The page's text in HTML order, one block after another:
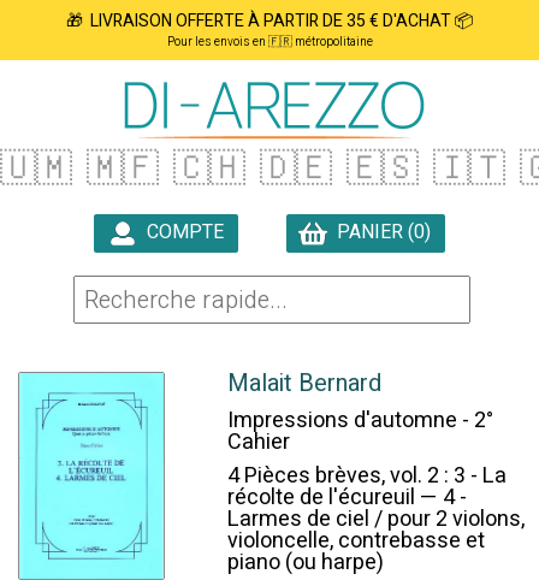
🎁 LIVRAISON OFFERTE À PARTIR DE 35 € D'ACHAT 📦
Pour les envois en 🇫🇷 métropolitaine
🇺🇲 🇲🇫 🇨🇭 🇩🇪 🇪🇸 🇮🇹
COMPTE
PANIER (0)
Malait Bernard
Impressions d'automne - 2°
Cahier
4 Pièces brèves, vol. 2 : 3 - La
récolte de l'écureuil — 4 -
Larmes de ciel / pour 2 violons,
violoncelle, contrebasse et
piano (ou harpe)